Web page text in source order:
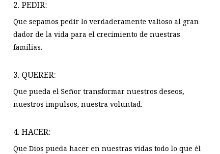
2. PEDIR:
Que sepamos pedir lo verdaderamente valioso al gran
dador de la vida para el crecimiento de nuestras
familias.
3. QUERER:
Que pueda el Señor transformar nuestros deseos,
nuestros impulsos, nuestra voluntad.
4. HACER:
Que Dios pueda hacer en nuestras vidas todo lo que él